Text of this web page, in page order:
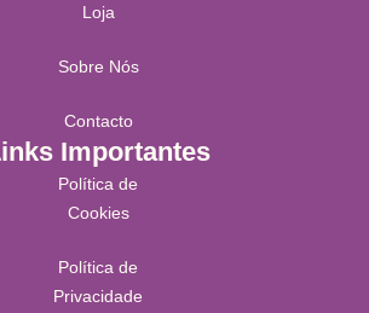
Loja
Sobre Nós
Contacto
Importantes
Política de
Cookies
Política de
Privacidade